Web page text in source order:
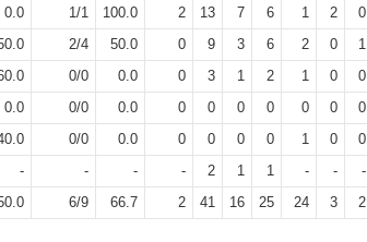
0.0 1/1 100.0 2 13 7 6 1 2 0
2/4 50.0 0 9 3 6 2 0 1
0/0 0.0 0 3 1 2 1 0 0
0.0 0/0 0.0 0 0 0 0 0 0 0
0/0 0.0 0 0 0 0 1 0 0
- - - - 2 1 1 - - -
6/9 66.7 2 41 16 25 24 3 2